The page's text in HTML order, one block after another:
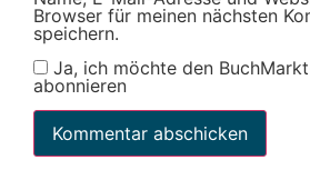
Browser für meinen nächsten
speichern.
Ja, ich möchte den
abonnieren